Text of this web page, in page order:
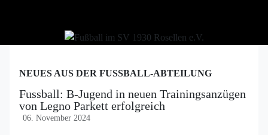
NEUES AUS DER FUSSBALL-ABTEILUNG
Fussball: B-Jugend in neuen Trainingsanzügen
von Legno Parkett erfolgreich
06. November 2024